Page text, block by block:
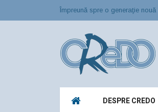
Împreună spre o generaţie
DESPRE CREDO